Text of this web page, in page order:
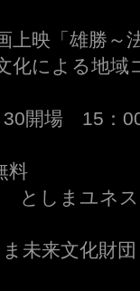
上映「雄勝～
化による地
30開場 15：
料
としまユ
ま未来文化財